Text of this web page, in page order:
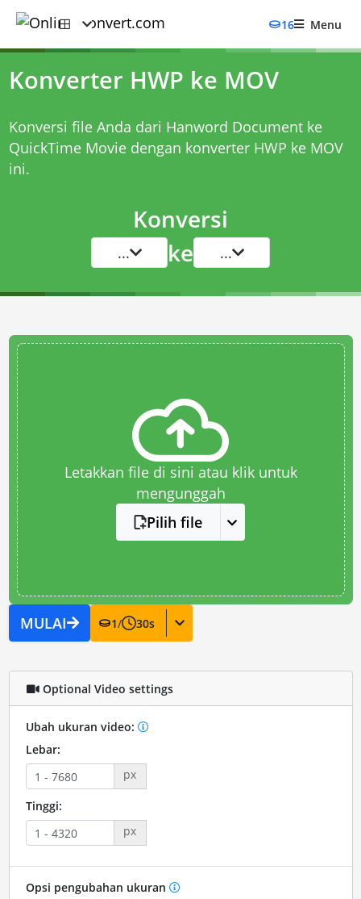
16 Menu
Konverter HWP ke MOV
Konversi file Anda dari Hanword Document ke
QuickTime Movie dengan konverter HWP ke MOV
ini.
Konversi
... ke ...
Letakkan file di sini atau klik untuk
mengunggah
Pilih file
MULAI 1/ 30s
Optional Video settings
Ubah ukuran video:
Lebar:
px
Tinggi:
px
Opsi pengubahan ukuran